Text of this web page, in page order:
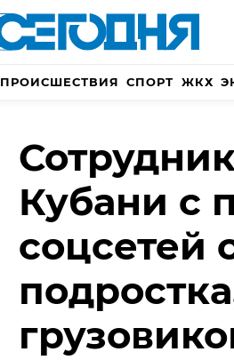
ПРОИСШЕСТВИЯ СПОРТ ЖКХ
Кубани с
соцсетей